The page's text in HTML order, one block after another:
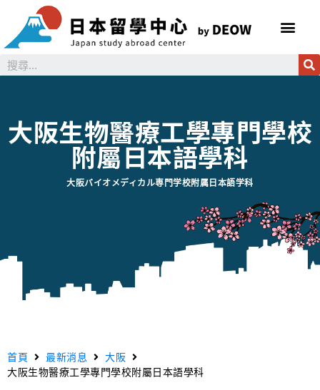
大阪生物醫療工學專門學校
附屬日本語學科
大阪バイオメディカル専門学校附属日本語学科
首頁 最新消息
大阪
大阪生物醫療工學專門學校附屬日本語學科